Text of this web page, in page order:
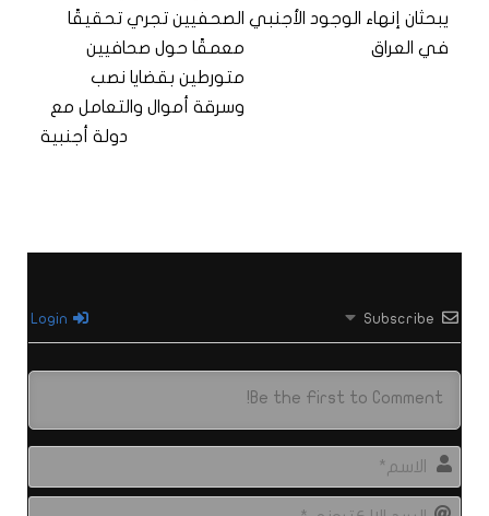
يبحثان إنهاء الوجود الأجنبي
في العراق
الصحفيين تجري تحقيقًا
معمقًا حول صحافيين
متورطين بقضايا نصب
وسرقة أموال والتعامل مع
دولة أجنبية
Subscribe